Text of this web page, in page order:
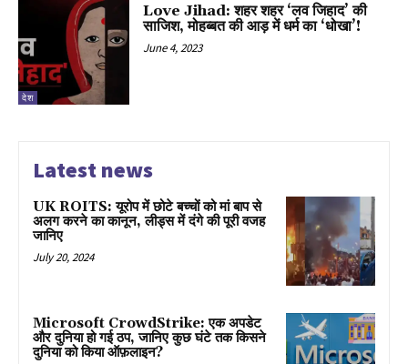
देश
Love Jihad: शहर शहर ‘लव जिहाद’ की
साजिश, मोहब्बत की आड़ में धर्म का ‘धोखा’!
June 4, 2023
Latest news
UK ROITS: यूरोप में छोटे बच्चों को मां बाप से
अलग करने का कानून, लीड्स में दंगे की पूरी वजह
जानिए
July 20, 2024
Microsoft CrowdStrike: एक अपडेट
और दुनिया हो गई ठप, जानिए कुछ घंटे तक किसने
दुनिया को किया ऑफ़लाइन?